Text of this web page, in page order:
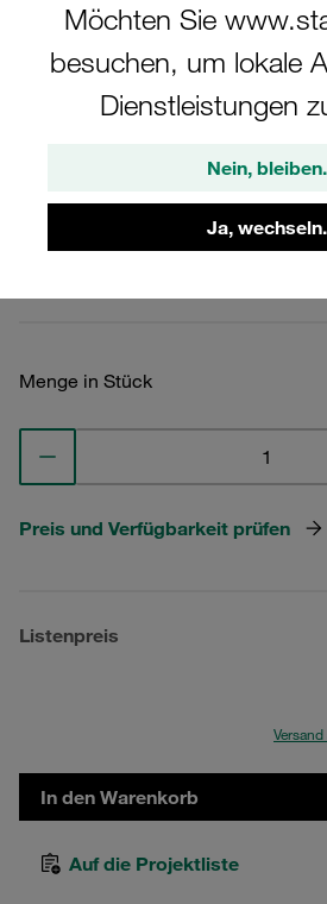
Möchten Sie
besuchen, um lokale
Dienstleistungen
Nein, bleiben.
Ja, wechseln.
5S Ø35mm
Anschweißpl., doppelt
Schraube gerippt, mit
Menge in Stück
Preis und Verfügbarkeit prüfen
Listenpreis
In den Warenkorb
Auf die Projektliste